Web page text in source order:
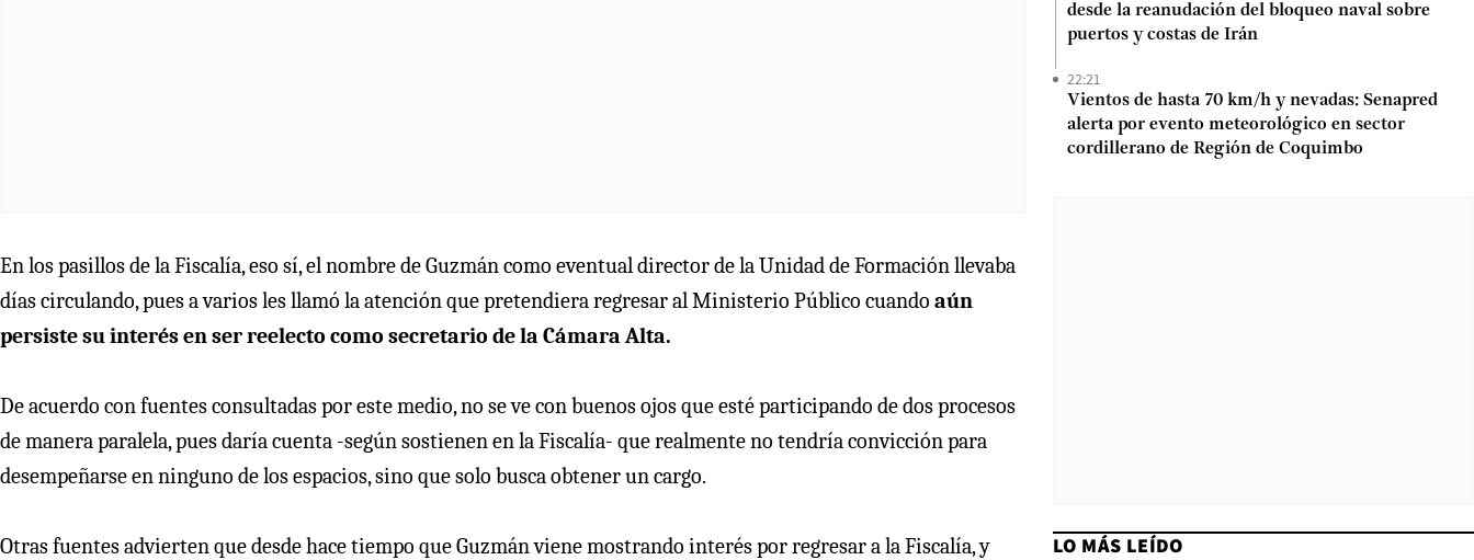
En los pasillos de la Fiscalía, eso sí, el nombre de Guzmán como eventual director de la Unidad de Formación llevaba
días circulando, pues a varios les llamó la atención que pretendiera regresar al Ministerio Público cuando aún
persiste su interés en ser reelecto como secretario de la Cámara Alta.
De acuerdo con fuentes consultadas por este medio, no se ve con buenos ojos que esté participando de dos procesos
de manera paralela, pues daría cuenta -según sostienen en la Fiscalía- que realmente no tendría convicción para
desempeñarse en ninguno de los espacios, sino que solo busca obtener un cargo.
Otras fuentes advierten que desde hace tiempo que Guzmán viene mostrando interés por regresar a la Fiscalía, y
desde la reanudación del bloqueo naval sobre
puertos y costas de Irán
22:21
Vientos de hasta 70 km/h y nevadas: Senapred
alerta por evento meteorológico en sector
cordillerano de Región de Coquimbo
LO MÁS LEÍDO